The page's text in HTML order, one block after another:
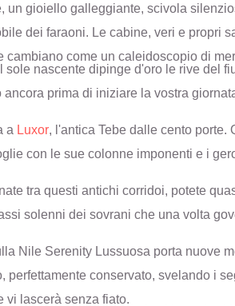
un gioiello galleggiante, scivola
dei faraoni. Le cabine, veri e propri
cambiano come un caleidoscopio di
sole nascente dipinge d'oro le rive del
ancora prima di iniziare la vostra
a Luxor, l'antica Tebe dalle cento porte.
con le sue colonne imponenti e i
tra questi antichi corridoi, potete
solenni dei sovrani che una volta
Nile Serenity Lussuosa porta nuove
perfettamente conservato, svelando i
vi lascerà senza fiato.